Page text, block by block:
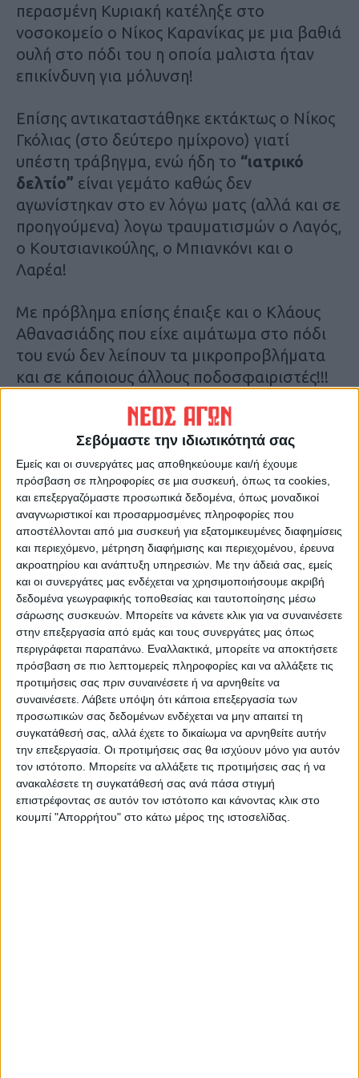
Σεβόμαστε την ιδιωτικότητά σας
Εμείς και οι συνεργάτες μας αποθηκεύουμε και/ή έχουμε
πρόσβαση σε πληροφορίες σε μια συσκευή, όπως τα cookies,
και επεξεργαζόμαστε προσωπικά δεδομένα, όπως μοναδικοί
αναγνωριστικοί και προσαρμοσμένες πληροφορίες που
αποστέλλονται από μια συσκευή για εξατομικευμένες διαφημίσεις
και περιεχόμενο, μέτρηση διαφήμισης και περιεχομένου, έρευνα
ακροατηρίου και ανάπτυξη υπηρεσιών. Με την άδειά σας, εμείς
και οι συνεργάτες μας ενδέχεται να χρησιμοποιήσουμε ακριβή
δεδομένα γεωγραφικής τοποθεσίας και ταυτοποίησης μέσω
σάρωσης συσκευών. Μπορείτε να κάνετε κλικ για να συναινέσετε
στην επεξεργασία από εμάς και τους συνεργάτες μας όπως
περιγράφεται παραπάνω. Εναλλακτικά, μπορείτε να αποκτήσετε
πρόσβαση σε πιο λεπτομερείς πληροφορίες και να αλλάξετε τις
προτιμήσεις σας πριν συναινέσετε ή να αρνηθείτε να
συναινέσετε. Λάβετε υπόψη ότι κάποια επεξεργασία των
προσωπικών σας δεδομένων ενδέχεται να μην απαιτεί τη
συγκατάθεσή σας, αλλά έχετε το δικαίωμα να αρνηθείτε αυτήν
την επεξεργασία. Οι προτιμήσεις σας θα ισχύουν μόνο για αυτόν
τον ιστότοπο. Μπορείτε να αλλάξετε τις προτιμήσεις σας ή να
ανακαλέσετε τη συγκατάθεσή σας ανά πάσα στιγμή
επιστρέφοντας σε αυτόν τον ιστότοπο και κάνοντας κλικ στο
κουμπί "Απορρήτου" στο κάτω μέρος της ιστοσελίδας.
περασμένη Κυριακή κατέληξε στο
νοσοκομείο ο Νίκος Καρανίκας με μια βαθιά
ουλή στο πόδι του η οποία μαλιστα ήταν
επικίνδυνη για μόλυνση!
Επίσης αντικαταστάθηκε εκτάκτως ο Νίκος
Γκόλιας (στο δεύτερο ημίχρονο) γιατί
υπέστη τράβηγμα, ενώ ήδη το “ιατρικό
δελτίο” είναι γεμάτο καθώς δεν
αγωνίστηκαν στο εν λόγω ματς (αλλά και σε
προηγούμενα) λογω τραυματισμών ο Λαγός,
ο Κουτσιανικούλης, ο Μπιανκόνι και ο
Λαρέα!
Με πρόβλημα επίσης έπαιξε και ο Κλάους
Αθανασιάδης που είχε αιμάτωμα στο πόδι
του ενώ δεν λείπουν τα μικροπροβλήματα
και σε κάποιους άλλους ποδοσφαιριστές!!!
Οι μόνοι μέχρι στιγμής που δεν κινδυνεύουν
με τραυματισμό απο την ένταση των
αγώνων και το πάθος των αντιπάλων, είναι
το προπονητικό τιμ και οι διοικούντες στην
εξέδρα!!!
Όλα αυτά, ενόψει μιας “καυτής” συνέχειας
με αλλεπάλληλα ντέρμπι σε διάστημα τριών
ημερών το ένα από το άλλο!
Θ.Κ.
Τελευταίες Ειδήσεις Σήμερα
Ακολούθησε την εφημερίδα ΝΕΟΣ
ΑΓΩΝ στο Google News!
Όλες οι εξελίξεις στην περιοχή της
Καρδίτσας και ευρύτερα της Θεσσαλίας